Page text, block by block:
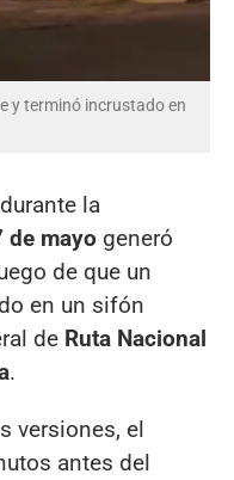
y terminó incrustado en
la
de mayo generó
de que un
en un sifón
de Ruta Nacional
.
versiones, el
antes del